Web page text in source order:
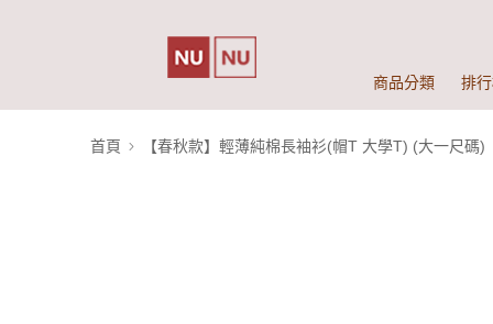
商品分類 排
首頁 【春秋款】輕薄純棉長袖衫(帽T 大學T) (大一尺碼)